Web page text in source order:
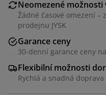
Neomezené možnosti
Žádné časové omezení –
prodejnu JYSK
Garance ceny
30-denní garance ceny
Flexibilní možnosti
Rychlá a snadná